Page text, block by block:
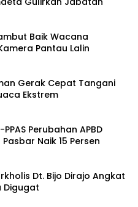
Baik Wacana
Pantau Lalin
Gerak Cepat Tangani
Ekstrem
Perubahan APBD
Naik 15 Persen
Dt. Bijo Dirajo Angkat
Digugat